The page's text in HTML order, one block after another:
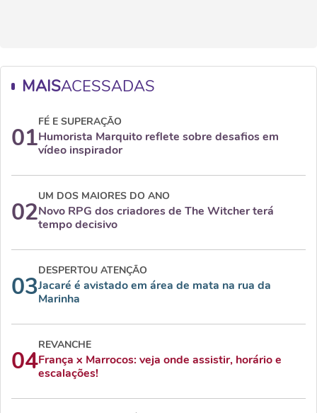
MAISACESSADAS
01
FÉ E SUPERAÇÃO
Humorista Marquito reflete sobre desafios em
vídeo inspirador
02
UM DOS MAIORES DO ANO
Novo RPG dos criadores de The Witcher terá
tempo decisivo
03
DESPERTOU ATENÇÃO
Jacaré é avistado em área de mata na rua da
Marinha
04
REVANCHE
França x Marrocos: veja onde assistir, horário e
escalações!